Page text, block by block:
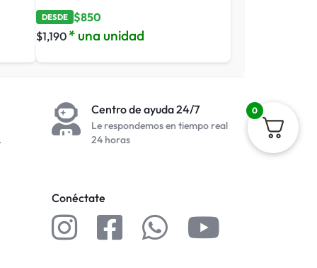
DESDE $850
$1,190 * una unidad
Centro de ayuda 24/7
Le respondemos en tiempo real
24 horas
Conéctate
0